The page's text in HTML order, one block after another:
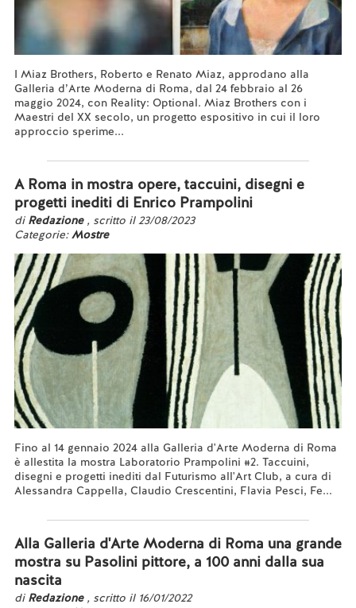
I Miaz Brothers, Roberto e Renato Miaz, approdano alla
Galleria d’Arte Moderna di Roma, dal 24 febbraio al 26
maggio 2024, con Reality: Optional. Miaz Brothers con i
Maestri del XX secolo, un progetto espositivo in cui il loro
approccio sperime...
A Roma in mostra opere, taccuini, disegni e
progetti inediti di Enrico Prampolini
di Redazione , scritto il 23/08/2023
Categorie:Mostre
Fino al 14 gennaio 2024 alla Galleria d'Arte Moderna di Roma
è allestita la mostra Laboratorio Prampolini #2. Taccuini,
disegni e progetti inediti dal Futurismo all'Art Club, a cura di
Alessandra Cappella, Claudio Crescentini, Flavia Pesci, Fe...
Alla Galleria d'Arte Moderna di Roma una grande
mostra su Pasolini pittore, a 100 anni dalla sua
nascita
di Redazione , scritto il 16/01/2022